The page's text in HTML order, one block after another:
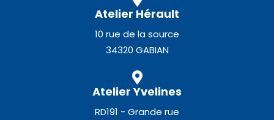
Atelier Hérault
10 rue de la source
34320 GABIAN
Atelier Yvelines
RD191 - Grande rue